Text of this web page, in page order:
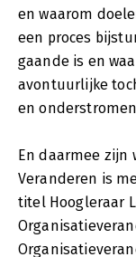
en waarom
een proces
gaande is en
avontuurlijke
en
En daarmee zijn
Veranderen is
titel Hoogleraar